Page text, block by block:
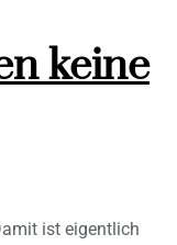
keine
ist eigentlich